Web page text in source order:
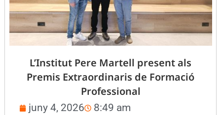
L’Institut Pere Martell present als
Premis Extraordinaris de Formació
Professional
juny 4, 2026 8:49 am